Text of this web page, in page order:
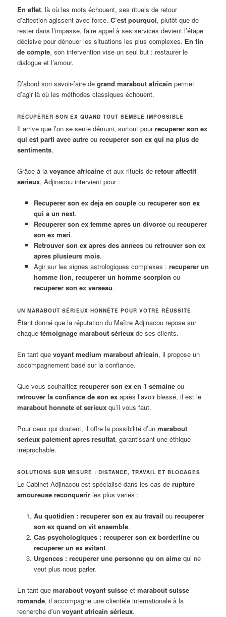
En effet, là où les mots échouent, ses rituels de retour
d’affection agissent avec force.C’est pourquoi, plutôt que de
rester dans l’impasse, faire appel à ses services devient l’étape
décisive pour dénouer les situations les plus complexes. En fin
de compte, son intervention vise un seul but : restaurer le
dialogue et l’amour.
D’abord son savoir-faire degrand marabout africain permet
d’agir là où les méthodes classiques échouent.
RÉCUPÉRER SON EX QUAND TOUT SEMBLE IMPOSSIBLE
Il arrive que l’on se sente démuni, surtout pourrecuperer son ex
qui est parti avec autre ourecuperer son ex qui na plus de
sentiments.
Grâce à lavoyance africaine et aux rituels deretour affectif
serieux, Adjinacou intervient pour :
Recuperer son ex deja en coupleou recuperer son ex
qui a un next.
Recuperer son ex femme apres un divorceou recuperer
son ex mari.
Retrouver son ex apres des anneesou retrouver son ex
apres plusieurs mois.
Agir sur les signes astrologiques complexes : recuperer un
homme lion, recuperer un homme scorpion ou
recuperer son ex verseau.
UN MARABOUT SÉRIEUX HONNÊTE POUR VOTRE RÉUSSITE
Étant donné que la réputation du Maître Adjinacou repose sur
chaquetémoignage marabout sérieux de ses clients.
En tant quevoyant medium marabout africain, il propose un
accompagnement basé sur la confiance.
Que vous souhaitiezrecuperer son ex en 1 semaine ou
retrouver la confiance de son ex après l’avoir blessé, il est le
marabout honnete et serieux qu’il vous faut.
Pour ceux qui doutent, il offre la possibilité d’unmarabout
serieux paiement apres resultat, garantissant une éthique
irréprochable.
SOLUTIONS SUR MESURE : DISTANCE, TRAVAIL ET BLOCAGES
Le Cabinet Adjinacou est spécialisé dans les cas derupture
amoureuse reconquerir les plus variés :
Au quotidien : recuperer son ex au travail ou recuperer
son ex quand on vit ensemble.
Cas psychologiques : recuperer son ex borderlineou
recuperer un ex evitant.
Urgences : recuperer une personne qu on aimequi ne
veut plus nous parler.
En tant quemarabout voyant suisse etmarabout suisse
romande, il accompagne une clientèle internationale à la
recherche d’unvoyant africain sérieux.